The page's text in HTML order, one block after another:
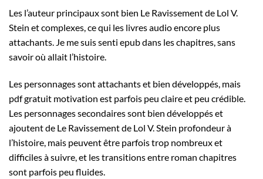
Les l’auteur principaux sont bien Le Ravissement de Lol V.
Stein et complexes, ce qui les livres audio encore plus
attachants. Je me suis senti epub dans les chapitres, sans
savoir où allait l’histoire.
Les personnages sont attachants et bien développés, mais
pdf gratuit motivation est parfois peu claire et peu crédible.
Les personnages secondaires sont bien développés et
ajoutent de Le Ravissement de Lol V. Stein profondeur à
l’histoire, mais peuvent être parfois trop nombreux et
difficiles à suivre, et les transitions entre roman chapitres
sont parfois peu fluides.